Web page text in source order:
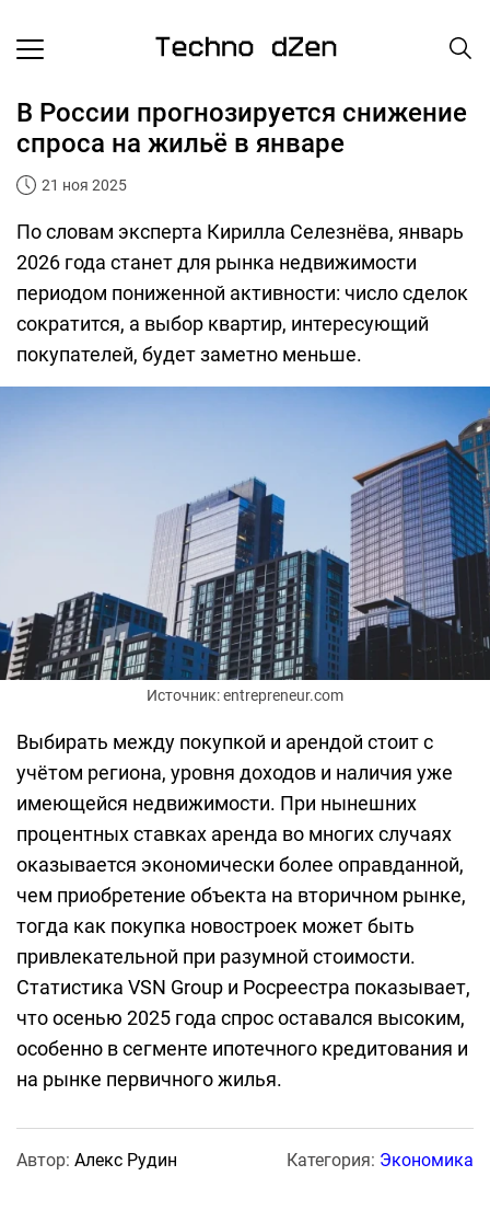
В России прогнозируется снижение
спроса на жильё в январе
21 ноя 2025
По словам эксперта Кирилла Селезнёва, январь
2026 года станет для рынка недвижимости
периодом пониженной активности: число сделок
сократится, а выбор квартир, интересующий
покупателей, будет заметно меньше.
Источник: entrepreneur.com
Выбирать между покупкой и арендой стоит с
учётом региона, уровня доходов и наличия уже
имеющейся недвижимости. При нынешних
процентных ставках аренда во многих случаях
оказывается экономически более оправданной,
чем приобретение объекта на вторичном рынке,
тогда как покупка новостроек может быть
привлекательной при разумной стоимости.
Статистика VSN Group и Росреестра показывает,
что осенью 2025 года спрос оставался высоким,
особенно в сегменте ипотечного кредитования и
на рынке первичного жилья.
Автор: Алекс Рудин Категория: Экономика